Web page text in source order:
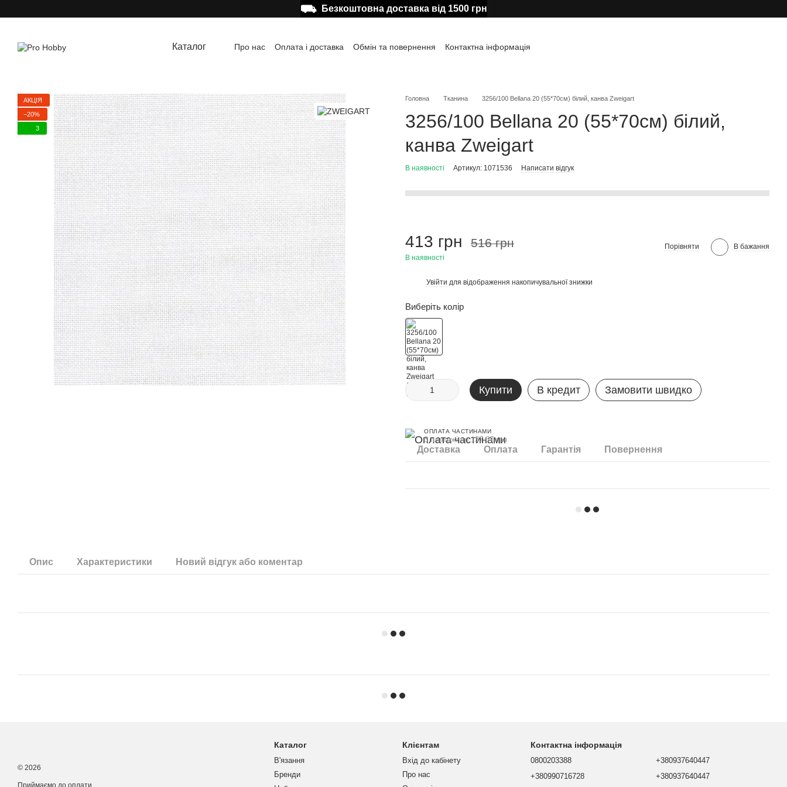
⛟ Безкоштовна доставка від 1500 грн
Каталог Про нас Оплата і доставка Обмін та повернення
Контактна інформація
АКЦІЯ
−20%
3
Головна Тканина 3256/100 Bellana 20 (55*70см) білий, канва Zweigart
3256/100 Bellana 20 (55*70см) білий,
канва Zweigart
В наявності Артикул: 1071536 Написати відгук
413 грн 516 грн
В наявності
Порівняти В бажання
Увійти для відображення накопичувальної знижки
Виберіть колір
Купити В кредит Замовити швидко
ОПЛАТА ЧАСТИНАМИ
3 платежі по 137.67 грн
Доставка Оплата Гарантія Повернення
Опис Характеристики Новий відгук або коментар
© 2026
Приймаємо до оплати
Каталог
В'язання
Бренди
Клієнтам
Вхід до кабінету
Про нас
Контактна інформація
0800203388
+380990716728
+380937640447
+380937640447